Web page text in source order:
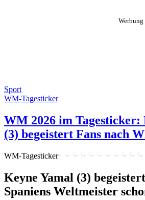
Sport
WM-Tagesticker
WM 2026 im Tagesticker:
(3) begeistert Fans nach
WM-Tagesticker
Keyne Yamal (3)
Spaniens Weltmeister